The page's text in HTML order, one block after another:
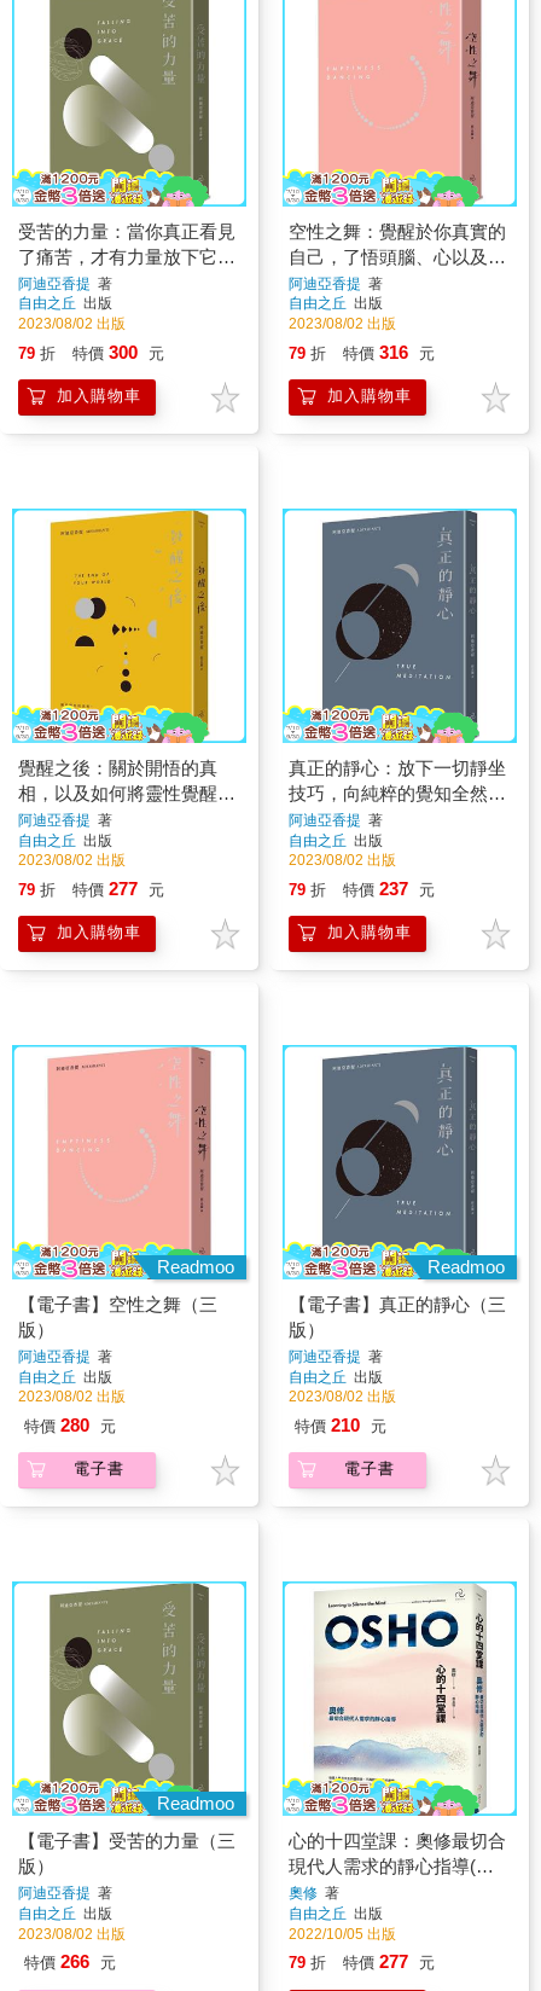
受苦的力量：當你真正看見
了痛苦，才有力量放下它
(三版)
阿迪亞香提 著
自由之丘 出版
2023/08/02 出版
79 折 特價 300 元
加入購物車
空性之舞：覺醒於你真實的
自己，了悟頭腦、心以及存
在的實相(三版)
阿迪亞香提 著
自由之丘 出版
2023/08/02 出版
79 折 特價 316 元
加入購物車
覺醒之後：關於開悟的真
相，以及如何將靈性覺醒落
(三版)
阿迪亞香提 著
自由之丘 出版
2023/08/02 出版
79 折 特價 277 元
加入購物車
真正的靜心：放下一切靜坐
技巧，向純粹的覺知全然敞
開(三版)
阿迪亞香提 著
自由之丘 出版
2023/08/02 出版
79 折 特價 237 元
加入購物車
Readmoo
【電子書】空性之舞（三
版）
阿迪亞香提 著
自由之丘 出版
2023/08/02 出版
特價 280 元
電子書
Readmoo
【電子書】真正的靜心（三
版）
阿迪亞香提 著
自由之丘 出版
2023/08/02 出版
特價 210 元
電子書
Readmoo
【電子書】受苦的力量（三
版）
阿迪亞香提 著
自由之丘 出版
2023/08/02 出版
特價 266 元
心的十四堂課：奧修最切合
現代人需求的靜心指導(三
版)
奧修 著
自由之丘 出版
2022/10/05 出版
79 折 特價 277 元